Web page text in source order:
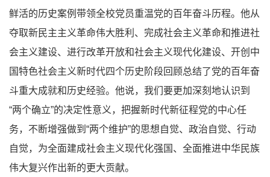
鲜活的历史案例带领全校党员重温党的百年奋斗历程。他从
夺取新民主主义革命伟大胜利、完成社会主义革命和推进社
会主义建设、进行改革开放和社会主义现代化建设、开创中
国特色社会主义新时代四个历史阶段回顾总结了党的百年奋
斗重大成就和历史经验。他说，我们要更加深刻地认识到
“两个确立”的决定性意义，把握新时代新征程党的中心任
务，不断增强做到“两个维护”的思想自觉、政治自觉、行动
自觉，为全面建成社会主义现代化强国、全面推进中华民族
伟大复兴作出新的更大贡献。